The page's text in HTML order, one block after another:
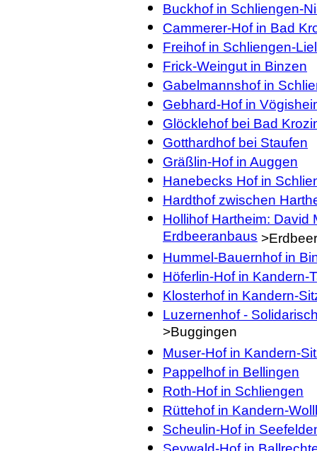
Buckhof in Schliengen-
Cammerer-Hof in Bad
Freihof in Schliengen-Liel
Frick-Weingut in Binzen
Gabelmannshof in
Gebhard-Hof in
Glöcklehof bei Bad
Gotthardhof bei Staufen
Gräßlin-Hof in Auggen
Hanebecks Hof in
Hardthof zwischen
Hollihof Hartheim: David
Erdbeeranbaus
Hummel-Bauernhof in
Höferlin-Hof in Kandern-
Klosterhof in Kandern-
Luzernenhof -
>Buggingen
Muser-Hof in Kandern-
Pappelhof in Bellingen
Roth-Hof in Schliengen
Rüttehof in Kandern-
Scheulin-Hof in